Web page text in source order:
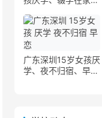
广东深圳15岁女孩厌
学、夜不归宿、早恋